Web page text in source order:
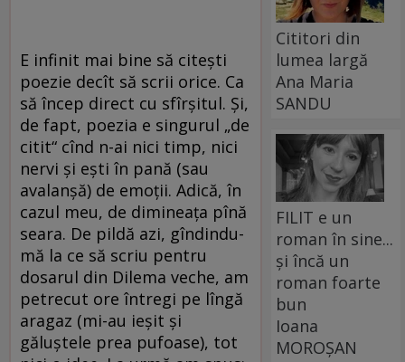
E infinit mai bine să citeşti
poezie decît să scrii orice. Ca
să încep direct cu sfîrşitul. Şi,
de fapt, poezia e singurul „de
citit“ cînd n-ai nici timp, nici
nervi şi eşti în pană (sau
avalanşă) de emoţii. Adică, în
cazul meu, de dimineaţa pînă
seara. De pildă azi, gîndindu-
mă la ce să scriu pentru
dosarul din Dilema veche, am
petrecut ore întregi pe lîngă
aragaz (mi-au ieşit şi
găluştele prea pufoase), tot
Cititori din
lumea largă
Ana Maria
SANDU
FILIT e un
roman în sine...
și încă un
roman foarte
bun
Ioana
MOROȘAN